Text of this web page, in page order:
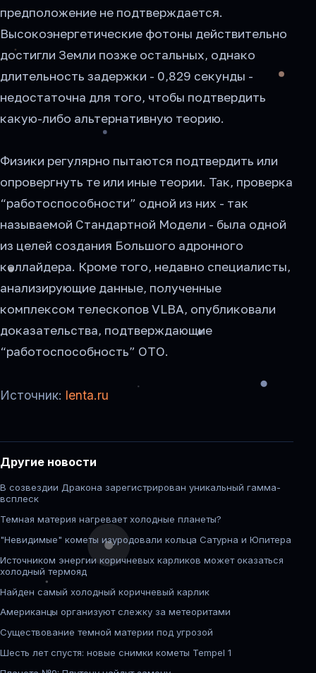
предположение не подтверждается.
Высокоэнергетические фотоны действительно
достигли Земли позже остальных, однако
длительность задержки - 0,829 секунды -
недостаточна для того, чтобы подтвердить
какую-либо альтернативную теорию.
Физики регулярно пытаются подтвердить или
опровергнуть те или иные теории. Так, проверка
“работоспособности” одной из них - так
называемой Стандартной Модели - была одной
из целей создания Большого адронного
коллайдера. Кроме того, недавно специалисты,
анализирующие данные, полученные
комплексом телескопов VLBA, опубликовали
доказательства, подтверждающие
“работоспособность” ОТО.
Источник: lenta.ru
Другие новости
В созвездии Дракона зарегистрирован уникальный гамма-
всплеск
Темная материя нагревает холодные планеты?
"Невидимые" кометы изуродовали кольца Сатурна и Юпитера
Источником энергии коричневых карликов может оказаться
холодный термояд
Найден самый холодный коричневый карлик
Американцы организуют слежку за метеоритами
Существование темной материи под угрозой
Шесть лет спустя: новые снимки кометы Tempel 1